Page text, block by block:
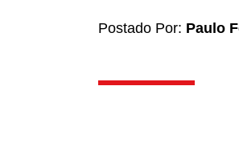
Postado Por: Paulo